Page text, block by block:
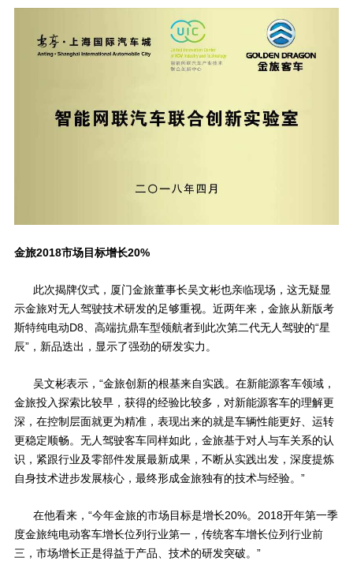
金旅2018市场目标增长20%
此次揭牌仪式，厦门金旅董事长吴文彬也亲临现场，这无疑显
示金旅对无人驾驶技术研发的足够重视。近两年来，金旅从新版考
斯特纯电动D8、高端抗鼎车型领航者到此次第二代无人驾驶的“星
辰”，新品迭出，显示了强劲的研发实力。
吴文彬表示，“金旅创新的根基来自实践。在新能源客车领域，
金旅投入探索比较早，获得的经验比较多，对新能源客车的理解更
深，在控制层面就更为精准，表现出来的就是车辆性能更好、运转
更稳定顺畅。无人驾驶客车同样如此，金旅基于对人与车关系的认
识，紧跟行业及零部件发展最新成果，不断从实践出发，深度提炼
自身技术进步发展核心，最终形成金旅独有的技术与经验。”
在他看来，“今年金旅的市场目标是增长20%。 2018开年第一季
度金旅纯电动客车增长位列行业第一，传统客车增长位列行业前
三，市场增长正是得益于产品、技术的研发突破。”